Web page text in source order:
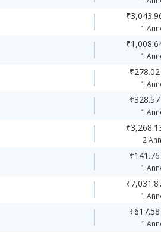
1
1
1
1
2
1
1
1